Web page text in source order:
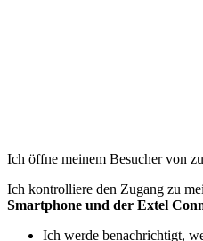
Ich öffne meinem Besucher von
Ich kontrolliere den Zugang zu
Smartphone und der Extel
Ich werde benachrichtigt,